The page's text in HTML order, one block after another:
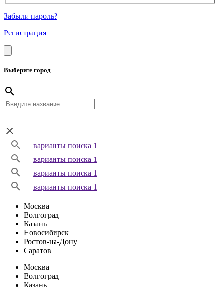
Забыли пароль?
Регистрация
Выберите город
варианты поиска 1
варианты поиска 1
варианты поиска 1
варианты поиска 1
Москва
Волгоград
Казань
Новосибирск
Ростов-на-Дону
Саратов
Москва
Волгоград
Казань